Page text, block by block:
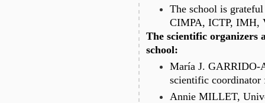
The school is
CIMPA, ICTP, IMH,
The scientific organizers
school:
María J. GARRIDO-
scientific coordinator
Annie MILLET,